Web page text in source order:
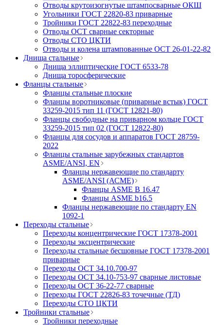
Отводы крутоизогнутые штампосварные ОКШ
Угольники ГОСТ 22820-83 приварные
Тройники ГОСТ 22822-83 переходные
Отводы ОСТ сварные секторные
Отводы СТО ЦКТИ
Отводы и колена штампованные ОСТ 26-01-22-82
Днища стальные
Днища эллиптические ГОСТ 6533-78
Днища торосферические
Фланцы стальные
Фланцы стальные плоские
Фланцы воротниковые (приварные встык) ГОСТ
33259-2015 тип 11 (ГОСТ 12821-80)
Фланцы свободные на приварном кольце ГОСТ
33259-2015 тип 02 (ГОСТ 12822-80)
Фланцы для сосудов и аппаратов ГОСТ 28759-
2022
Фланцы стальные зарубежных стандартов
ASME/ANSI, EN
Фланцы нержавеющие по стандарту
ASME/ANSI (АСМЕ)
Фланцы ASME B 16.47
Фланцы ASME b16.5
Фланцы нержавеющие по стандарту EN
1092-1
Переходы стальные
Переходы концентрические ГОСТ 17378-2001
Переходы эксцентрические
Переходы стальные бесшовные ГОСТ 17378-2001
приварные
Переходы ОСТ 34.10.700-97
Переходы ОСТ 34.10-753-97 сварные листовые
Переходы ОСТ 36-22-77 сварные
Переходы ГОСТ 22826-83 точечные (ТД)
Переходы СТО ЦКТИ
Тройники стальные
Тройники переходные